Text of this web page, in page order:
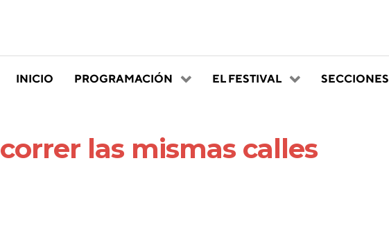
INICIO PROGRAMACIÓN EL FESTIVAL SECCIONES
las mismas calles